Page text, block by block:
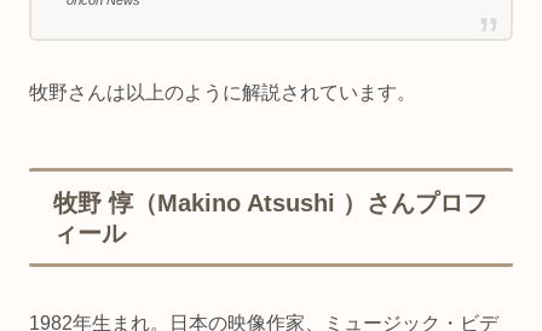
牧野さんは以上のように解説されています。
牧野 惇（Makino Atsushi ）さんプロフ
ィール
1982年生まれ。日本の映像作家、ミュージック・ビデ